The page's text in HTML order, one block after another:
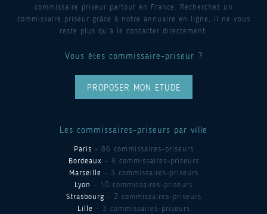
commissaire priseur partout en France. Recherchez un
commissaire priseur grâce à notre annuaire en ligne, il ne vous
reste plus qu’à le contacter directement.
Vous êtes commissaire-priseur ?
PROPOSER MON ETUDE
Les commissaires-priseurs par ville
Paris - 86 commissaires-priseurs
Bordeaux - 9 commissaires-priseurs
Marseille - 3 commissaires-priseurs
Lyon - 10 commissaires-priseurs
Strasbourg - 2 commissaires-priseurs
Lille - 3 commissaires-priseurs